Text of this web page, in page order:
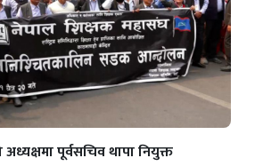
पूर्वसचिव थापा नियुक्त